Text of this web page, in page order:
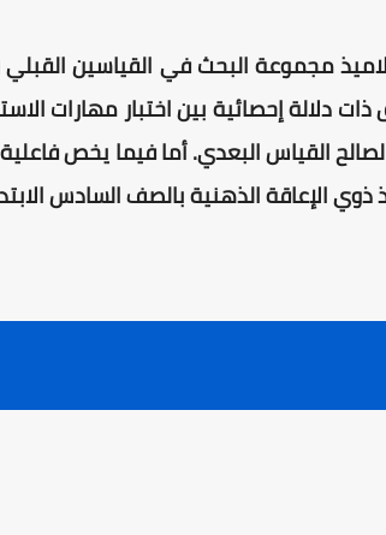
مجموعة البحث في القياسين القبلي
دلالة إحصائية بين اختبار مهارات
القياس البعدي. أما فيما يخص فاعلية
ذوي الإعاقة الذهنية بالصف السادس